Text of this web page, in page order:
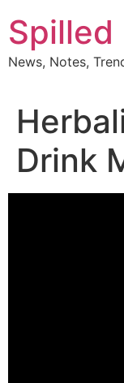
to
content
Spilled
News, Notes,
Drink